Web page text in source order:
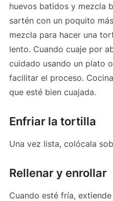
huevos batidos y mezcla
sartén con un poquito
mezcla para hacer una
lento. Cuando cuaje por
cuidado usando un plato
facilitar el proceso.
que esté bien cuajada.
Enfriar la tortilla
Una vez lista, colócala
Rellenar y enrollar
Cuando esté fría,